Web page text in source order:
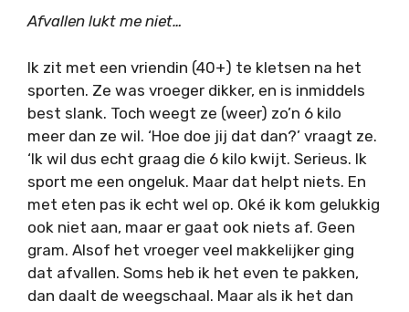
Afvallen lukt me niet…
Ik zit met een vriendin (40+) te kletsen na het
sporten. Ze was vroeger dikker, en is inmiddels
best slank. Toch weegt ze (weer) zo’n 6 kilo
meer dan ze wil. ‘Hoe doe jij dat dan?’ vraagt ze.
‘Ik wil dus echt graag die 6 kilo kwijt. Serieus. Ik
sport me een ongeluk. Maar dat helpt niets. En
met eten pas ik echt wel op. Oké ik kom gelukkig
ook niet aan, maar er gaat ook niets af. Geen
gram. Alsof het vroeger veel makkelijker ging
dat afvallen. Soms heb ik het even te pakken,
dan daalt de weegschaal. Maar als ik het dan